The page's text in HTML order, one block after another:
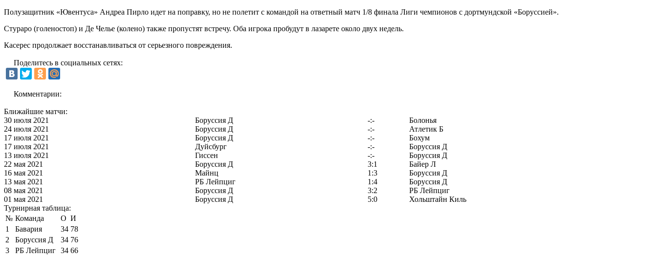
Полузащитник «Ювентуса» Андреа Пирло идет на поправку, но не полетит с командой на ответный матч 1/8 финала Лиги чемпионов с дортмундской «Боруссией».
Стураро (голеностоп) и Де Челье (колено) также пропустят встречу. Оба игрока пробудут в лазарете около двух недель.
Касерес продолжает восстанавливаться от серьезного повреждения.
Поделитесь в социальных сетях:
Комментарии:
Ближайшие матчи:
30 июля 2021
Боруссия Д -:-
Болонья
24 июля 2021
Боруссия Д -:-
Атлетик Б
17 июля 2021
Боруссия Д -:-
Бохум
17 июля 2021
Дуйсбург -:-
Боруссия Д
13 июля 2021
Гиссен -:-
Боруссия Д
22 мая 2021
Боруссия Д 3:1
Байер Л
16 мая 2021
Майнц 1:3
Боруссия Д
13 мая 2021
РБ Лейпциг 1:4
Боруссия Д
08 мая 2021
Боруссия Д 3:2
РБ Лейпциг
01 мая 2021
Боруссия Д 5:0
Хольштайн Киль
Турнирная таблица:
№ Команда О И
1
Бавария 34 78
2
Боруссия Д 34 76
3
РБ Лейпциг 34 66